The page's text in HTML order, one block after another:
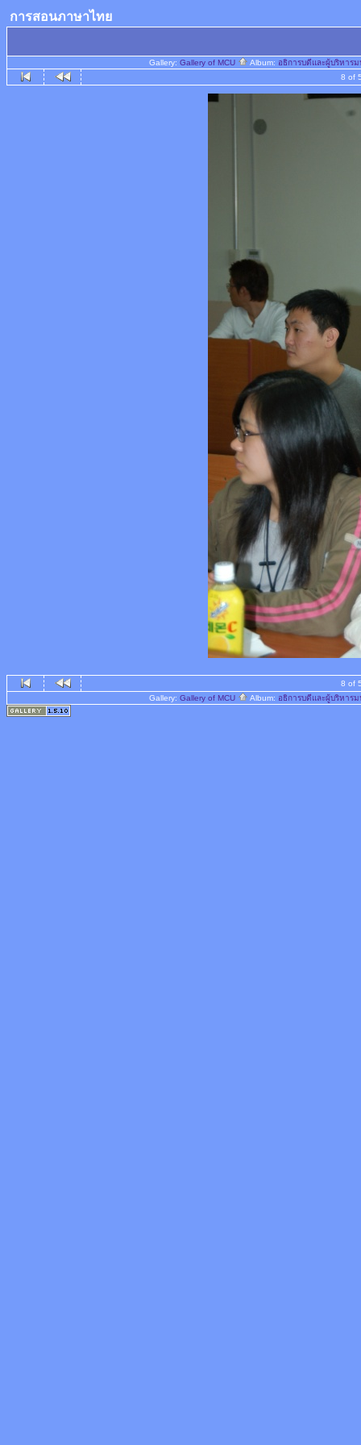
การสอนภาษาไทย
Gallery: Gallery of MCU Album: อธิการบดีและผู้บริหาร
8 of
8 of
Gallery: Gallery of MCU Album: อธิการบดีและผู้บริหาร